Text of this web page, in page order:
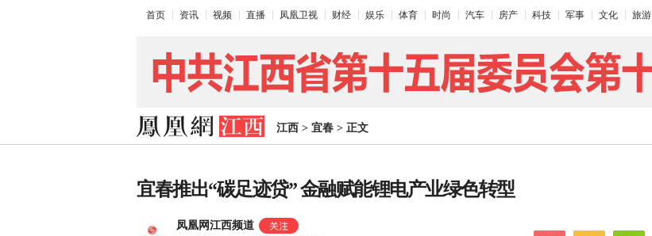
首页 资讯 视频 直播 凤凰卫视 财经 娱乐 体育 时尚 汽车 房产 科技 军事 文化 旅游
江西 > 宜春 > 正文
宜春推出“碳足迹贷” 金融赋能锂电产业绿色转型
凤凰网江西频道